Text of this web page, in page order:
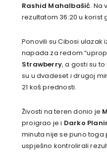
Rashid Mahalbašić. Na
rezultatom 36:20 u korist
Ponovili su Cibosi ulazak
napada za redom
Strawberry, a gosti su
su u dvadeset i drugoj
21 koš prednosti.
Živosti na teren donio je
proigrao je i Darko
minuta nije se puno toga
uspješno kontrolirali